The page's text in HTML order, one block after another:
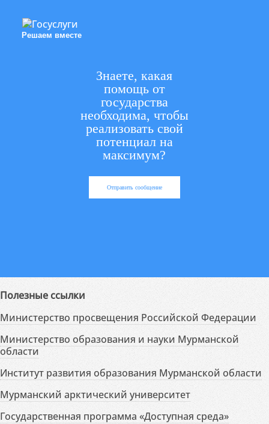
Решаем вместе
Знаете, какая
помощь от
государства
необходима, чтобы
реализовать свой
потенциал на
максимум?
Отправить сообщение
Полезные ссылки
Министерство просвещения Российской Федерации
Министерство образования и науки Мурманской
области
Институт развития образования Мурманской области
Мурманский арктический университет
Государственная программа «Доступная среда»